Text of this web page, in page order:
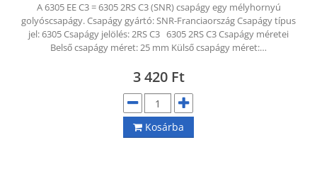
A 6305 EE C3 = 6305 2RS C3 (SNR) csapágy egy mélyhornyú
golyóscsapágy. Csapágy gyártó: SNR-Franciaország Csapágy típus
jel: 6305 Csapágy jelölés: 2RS C3 6305 2RS C3 Csapágy méretei
Belső csapágy méret: 25 mm Külső csapágy méret:…
3 420 Ft
Kosárba